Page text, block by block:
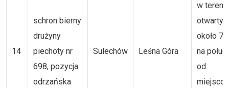
14
schron bierny
drużyny
piechoty nr
698, pozycja
odrzańska
Sulechów Leśna Góra
w
około
na
od